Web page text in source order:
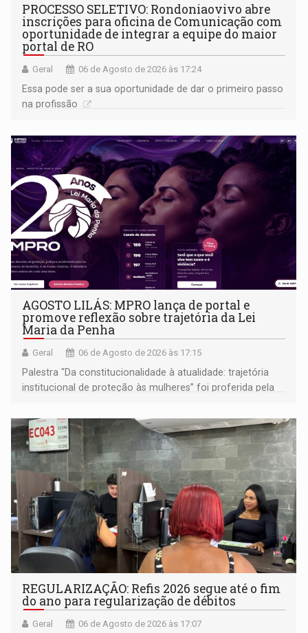
PROCESSO SELETIVO: Rondoniaovivo abre
inscrições para oficina de Comunicação com
oportunidade de integrar a equipe do maior
portal de RO
Geral 06 de Agosto de 2026 às 17:24
Essa pode ser a sua oportunidade de dar o primeiro passo
na profissão
AGOSTO LILÁS: MPRO lança de portal e
promove reflexão sobre trajetória da Lei
Maria da Penha
Geral 06 de Agosto de 2026 às 17:15
Palestra "Da constitucionalidade à atualidade: trajetória
institucional de proteção às mulheres” foi proferida pela
Goiás
REGULARIZAÇÃO: Refis 2026 segue até o fim
do ano para regularização de débitos
Geral 06 de Agosto de 2026 às 17:07